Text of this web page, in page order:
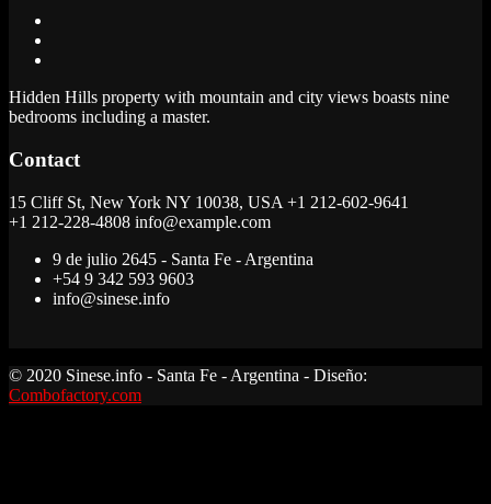
Hidden Hills property with mountain and city views boasts nine
bedrooms including a master.
Contact
15 Cliff St, New York NY 10038, USA +1 212-602-9641
+1 212-228-4808 info@example.com
9 de julio 2645 - Santa Fe - Argentina
+54 9 342 593 9603
info@sinese.info
© 2020 Sinese.info - Santa Fe - Argentina - Diseño:
Combofactory.com